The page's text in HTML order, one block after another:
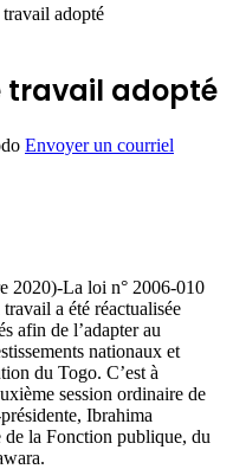
adopté
travail adopté
Envoyer un courriel
2020)-La loi n° 2006-010
a été réactualisée
afin de l’adapter au
nationaux et
du Togo. C’est à
session ordinaire de
Ibrahima
la Fonction publique, du